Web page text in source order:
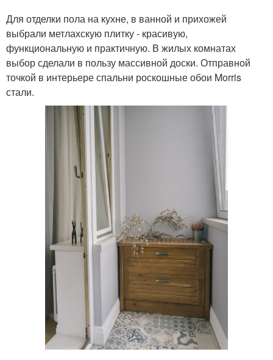
Для отделки пола на кухне, в ванной и прихожей
выбрали метлахскую плитку - красивую,
функциональную и практичную. В жилых комнатах
выбор сделали в пользу массивной доски. Отправной
точкой в интерьере спальни роскошные обои Morris
стали.